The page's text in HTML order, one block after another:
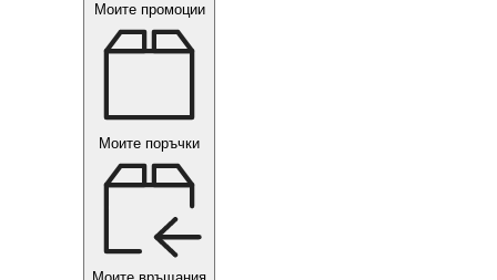
Моите промоции
Моите поръчки